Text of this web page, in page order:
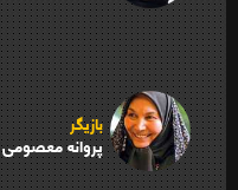
بازیگر
پروانه معصومی